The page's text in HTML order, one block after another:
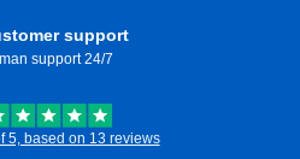
support
support 24/7
5, based on 13 reviews